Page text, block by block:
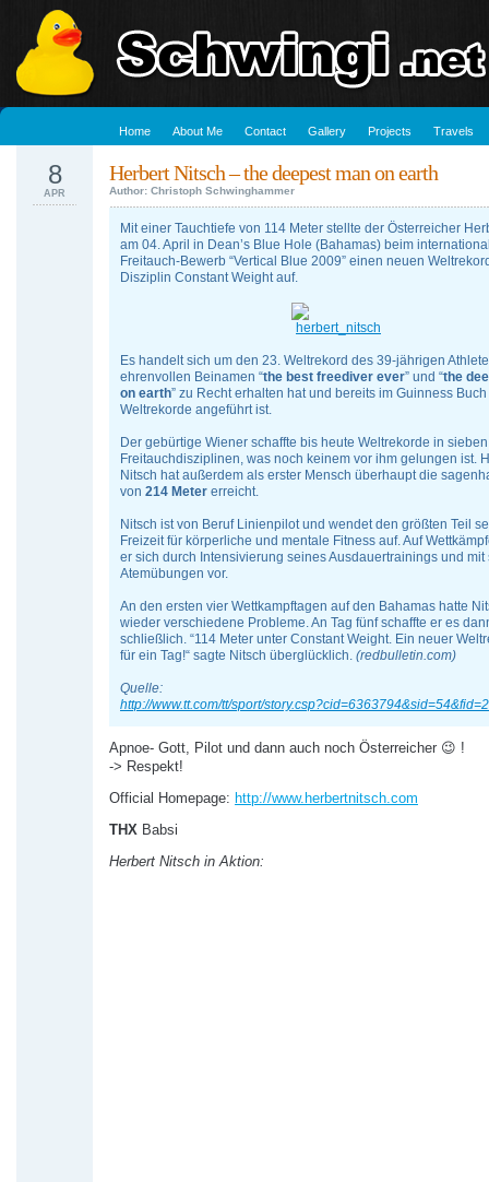
Home About Me Contact Gallery Projects Travels
Herbert Nitsch – the deepest man on earth
Author: Christoph Schwinghammer
8
APR
Mit einer Tauchtiefe von 114 Meter stellte der Österreicher
am 04. April in Dean’s Blue Hole (Bahamas) beim
Freitauch-Bewerb “Vertical Blue 2009” einen neuen
Disziplin Constant Weight auf.
Es handelt sich um den 23. Weltrekord des 39-jährigen
ehrenvollen Beinamen “the best freediver ever” und “the
on earth” zu Recht erhalten hat und bereits im Guinness
Weltrekorde angeführt ist.
Der gebürtige Wiener schaffte bis heute Weltrekorde in
Freitauchdisziplinen, was noch keinem vor ihm gelungen ist.
Nitsch hat außerdem als erster Mensch überhaupt die
von 214 Meter erreicht.
Nitsch ist von Beruf Linienpilot und wendet den größten Teil
Freizeit für körperliche und mentale Fitness auf. Auf
er sich durch Intensivierung seines Ausdauertrainings und mit
Atemübungen vor.
An den ersten vier Wettkampftagen auf den Bahamas hatte
wieder verschiedene Probleme. An Tag fünf schaffte er es
schließlich. “114 Meter unter Constant Weight. Ein neuer
für ein Tag!“ sagte Nitsch überglücklich. (redbulletin.com)
Quelle:
http://www.tt.com/tt/sport/
Apnoe- Gott, Pilot und dann auch noch Österreicher 😉 !
-> Respekt!
Official Homepage: http://www.herbertnitsch.com
THX Babsi
Herbert Nitsch in Aktion: